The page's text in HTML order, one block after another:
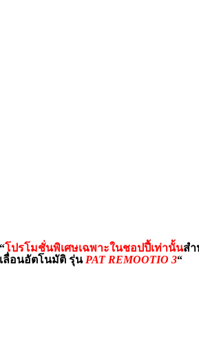
“โปรโมชั่นพิเศษเฉพาะในชอปปี้เท่านั้นสำ
เลื่อนอัตโนมัติ รุ่น PAT REMOOTIO 3“